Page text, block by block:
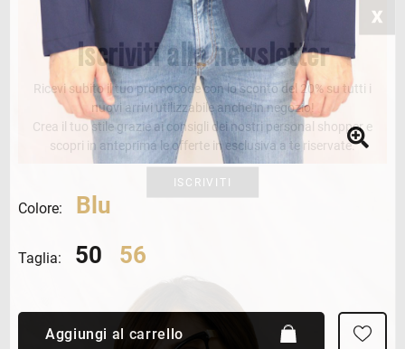
Colore: Blu
Taglia: 50 56
Aggiungi al carrello
Iscriviti alla newsletter
Ricevi subito il tuo promocode con lo sconto del 20% su tutti i
nuovi arrivi utilizzabile anche in negozio!
Crea il tuo stile grazie ai consigli dei nostri personal shopper e
scopri in anteprima le offerte in esclusiva a te riservate.
ISCRIVITI